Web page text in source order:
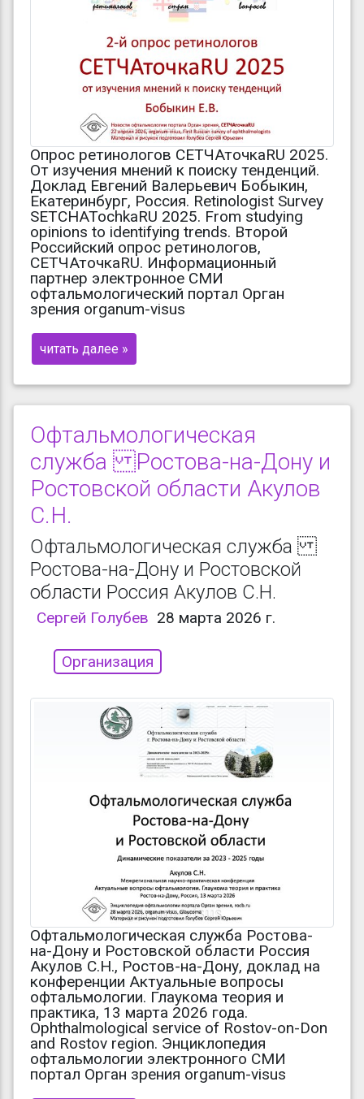
Опрос ретинологов СЕТЧАточкаRU 2025.
От изучения мнений к поиску тенденций.
Доклад Евгений Валерьевич Бобыкин,
Екатеринбург, Россия. Retinologist Survey
SETCHATochkaRU 2025. From studying
opinions to identifying trends. Второй
Российский опрос ретинологов,
СЕТЧАточкаRU. Информационный
партнер электронное СМИ
офтальмологический портал Орган
зрения organum-visus
читать далее »
Офтальмологическая
служба Ростова-на-Дону и
Ростовской области Акулов
С.Н.
Офтальмологическая служба
Ростова-на-Дону и Ростовской
области Россия Акулов С.Н.
Сергей Голубев 28 марта 2026 г.
Организация
Офтальмологическая служба Ростова-
на-Дону и Ростовской области Россия
Акулов С.Н., Ростов-на-Дону, доклад на
конференции Актуальные вопросы
офтальмологии. Глаукома теория и
практика, 13 марта 2026 года.
Ophthalmological service of Rostov-on-Don
and Rostov region. Энциклопедия
офтальмологии электронного СМИ
портал Орган зрения organum-visus